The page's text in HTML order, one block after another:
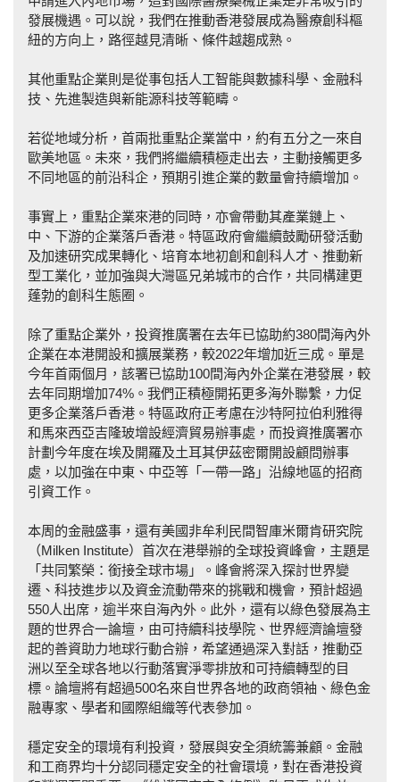
發展機遇。可以說，我們在推動香港發展成為醫療創科樞
紐的方向上，路徑越見清晰、條件越趨成熟。
其他重點企業則是從事包括人工智能與數據科學、金融科
技、先進製造與新能源科技等範疇。
若從地域分析，首兩批重點企業當中，約有五分之一來自
歐美地區。未來，我們將繼續積極走出去，主動接觸更多
不同地區的前沿科企，預期引進企業的數量會持續增加。
事實上，重點企業來港的同時，亦會帶動其產業鏈上、
中、下游的企業落戶香港。特區政府會繼續鼓勵研發活動
及加速研究成果轉化、培育本地初創和創科人才、推動新
型工業化，並加強與大灣區兄弟城市的合作，共同構建更
蓬勃的創科生態圈。
除了重點企業外，投資推廣署在去年已協助約380間海內外
企業在本港開設和擴展業務，較2022年增加近三成。單是
今年首兩個月，該署已協助100間海內外企業在港發展，較
去年同期增加74%。我們正積極開拓更多海外聯繫，力促
更多企業落戶香港。特區政府正考慮在沙特阿拉伯利雅得
和馬來西亞吉隆玻增設經濟貿易辦事處，而投資推廣署亦
計劃今年度在埃及開羅及土耳其伊茲密爾開設顧問辦事
處，以加強在中東、中亞等「一帶一路」沿線地區的招商
引資工作。
本周的金融盛事，還有美國非牟利民間智庫米爾肯研究院
（Milken Institute）首次在港舉辦的全球投資峰會，主題是
「共同繁榮：銜接全球市場」。峰會將深入探討世界變
遷、科技進步以及資金流動帶來的挑戰和機會，預計超過
550人出席，逾半來自海內外。此外，還有以綠色發展為主
題的世界合一論壇，由可持續科技學院、世界經濟論壇發
起的善資助力地球行動合辦，希望通過深入對話，推動亞
洲以至全球各地以行動落實淨零排放和可持續轉型的目
標。論壇將有超過500名來自世界各地的政商領袖、綠色金
融專家、學者和國際組織等代表參加。
穩定安全的環境有利投資，發展與安全須統籌兼顧。金融
和工商界均十分認同穩定安全的社會環境，對在香港投資